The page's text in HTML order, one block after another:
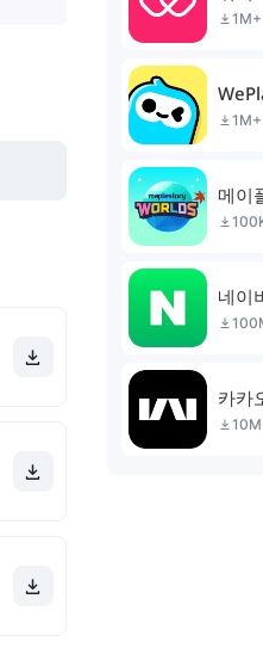
1M+
1M+
메이
네이
카카